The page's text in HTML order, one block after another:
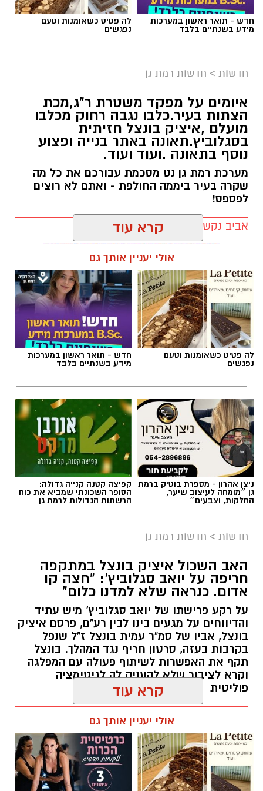
חדש - תואר ראשון במערכות
מידע בשנתיים בלבד
לה פטיט כשאומנות וטעם
נפגשים
חדשות > חדשות רמת גן
איומים על מפקד משטרת ר"ג,מכת
הצתות בעיר.כלבו נגבה רחוק מכלבו
מועלם ,איציק בונצל חזיתית
בסגלוביץ.תאונה באתר בנייה ופצוע
נוסף בתאונה .ועוד ועוד.
מערכת רמת גן נט מסכמת עבורכם את כל מה
שקרה בעיר ביממה החולפת - ואתם לא רוצים
לפספס!
אביב נקש / 20:22 09.08.26
תגים:חדשות רמת גן
האירועים:
לילה לוהט ברמת גן: הצתות במספר מוקדים בעיר
קרא עוד
אולי יעניין אותך גם
לה פטיט כשאומנות וטעם
נפגשים
חדש - תואר ראשון במערכות
מידע בשנתיים בלבד
ניצן אהרון - מספרת בוטיק ברמת
גן ״מומחה לעיצוב שיער,
החלקות, וצבעים״
קפיצה קטנה קנייה גדולה:
הסופר השכונתי שמביא את כוח
הרשתות הגדולות לרמת גן
חדשות > חדשות רמת גן
האב השכול איציק בונצל במתקפה
חריפה על יואב סגלוביץ': "חצה קו
אדום. כנראה שלא למדנו כלום"
על רקע פרישתו של יואב סגלוביץ' מיש עתיד
והדיווחים על מגעים בינו לבין רע"ם, פרסם איציק
בונצל, אביו של סמ"ר עמית בונצל ז"ל שנפל
בקרבות בעזה, סרטון חריף נגד המהלך. בונצל
תקף את האפשרות לשיתוף פעולה עם המפלגה
וקרא לציבור שלא להעניק לה לגיטימציה
פוליטית
קרא עוד
אולי יעניין אותך גם